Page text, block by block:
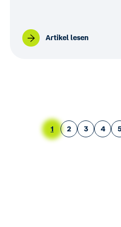
Artikel lesen
Aktuelle Seite
1 Page
2 Page
3 Page
4